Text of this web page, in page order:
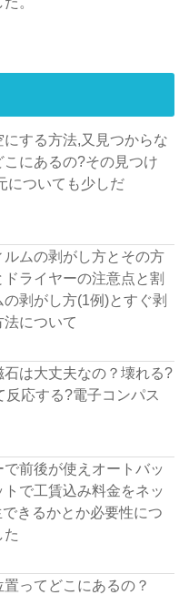
する方法,又見つからな
にあるの?その見つけ
についても少しだ
ムの剥がし方とその方
ライヤーの注意点と割
剥がし方(1例)とすぐ剥
について
は大丈夫なの？壊れる?
応する?電子コンパス
で前後が使えオートバッ
で工賃込み料金をネッ
きるかとか必要性につ
た
ってどこにあるの？